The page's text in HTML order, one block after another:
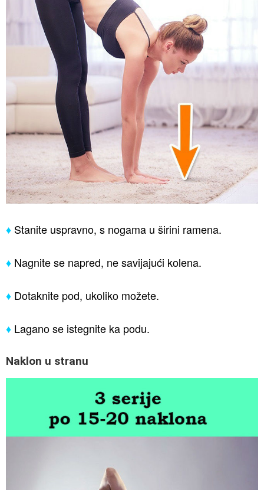
♦ Stanite uspravno, s nogama u širini ramena.
♦ Nagnite se napred, ne savijajući kolena.
♦ Dotaknite pod, ukoliko možete.
♦ Lagano se istegnite ka podu.
Naklon u stranu